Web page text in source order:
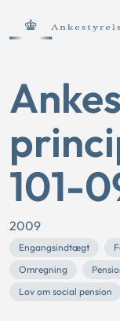
101-
2009
Engangsindtægt
Omregning
Lov om social pension